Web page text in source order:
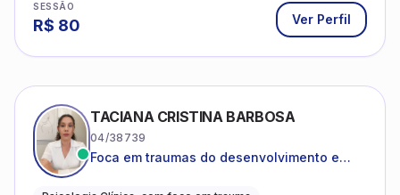
SESSÃO
R$ 80 Ver Perfil
TACIANA CRISTINA BARBOSA
04/38739
Foca em traumas do desenvolvimento e